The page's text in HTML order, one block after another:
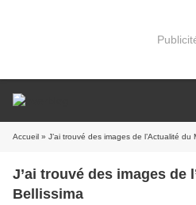
Accueil » J’ai trouvé des images de l’Actualité du
J’ai trouvé des images de
Bellissima